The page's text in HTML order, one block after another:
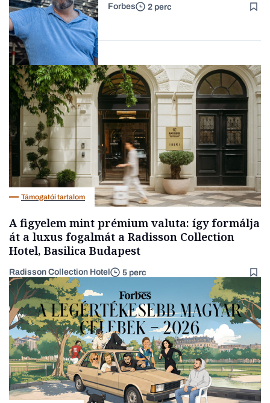
Forbes-sztori
Társadalom
Forbes 2 perc
Támogatói tartalom
A figyelem mint prémium valuta: így formálja
át a luxus fogalmát a Radisson Collection
Hotel, Basilica Budapest
Radisson Collection Hotel 5 perc